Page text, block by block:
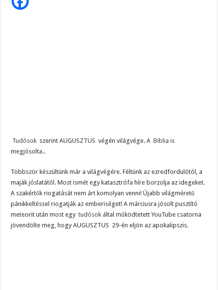
Magyar Péter ezt üzente Orbánnak……, ez az eddigi legkeményebb üzenet !
Tudósok szerint AUGUSZTUS végén világvége. A Biblia is
megjósolta..
Több­­ször ké­­szül­­tünk már a vi­­lág­­vé­­gére. Fél­­tünk az ez­­red­­for­­du­­ló­­tól, a
maják jós­­la­­tá­­tól. Most ismét egy ka­­taszt­­rófa híre bor­­zolja az ide­­ge­­ket.
A szak­ér­tők ri­o­ga­tá­sát nem árt ko­mo­lyan venni! Újabb világméretű
pánikkeltéssel riogatják az emberiséget! A márciusra jósolt pusztító
meteorit után most egy tudósok által működtetett YouTube csatorna
jövendölte meg, hogy AUGUSZTUS 29-én eljön az apokalipszis.